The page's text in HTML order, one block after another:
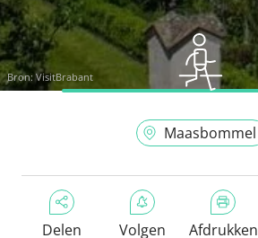
Bron: VisitBrabant
Maasbommel
Delen Volgen Afdrukken